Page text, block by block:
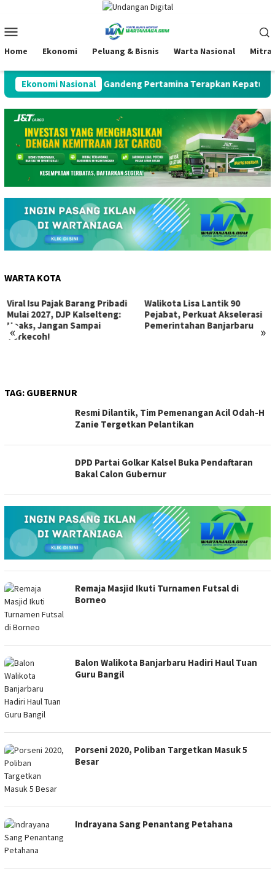
konten
Mobile
Home Ekonomi Peluang & Bisnis Warta Nasional Mitra
Ekonomi NasionalDJP Gandeng Pertamina Terapkan Kepatuhan
WARTA KOTA
« »
Viral Isu Pajak Barang Pribadi
Mulai 2027, DJP Kalselteng:
Hoaks, Jangan Sampai
Terkecoh!
Walikota Lisa Lantik 90
Pejabat, Perkuat Akselerasi
Pemerintahan Banjarbaru
TAG: GUBERNUR
Resmi Dilantik, Tim Pemenangan Acil Odah-H
Zanie Tergetkan Pelantikan
DPD Partai Golkar Kalsel Buka Pendaftaran
Bakal Calon Gubernur
Remaja Masjid Ikuti Turnamen Futsal di
Borneo
Balon Walikota Banjarbaru Hadiri Haul Tuan
Guru Bangil
Porseni 2020, Poliban Targetkan Masuk 5
Besar
Indrayana Sang Penantang Petahana